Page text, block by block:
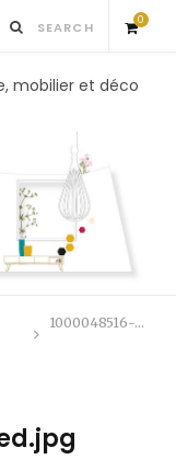
0
S
p
mobilier et déco
1000048516-scaled.jpg